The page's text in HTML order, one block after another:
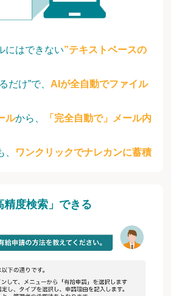
にはできない”テキストベースの
だけ”で、 AIが全自動でファイル
ルから、
「完全自動で」メール内
、 ワンクリックでナレカンに蓄積
精度検索」できる